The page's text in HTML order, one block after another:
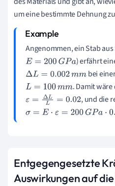
um eine bestimmte Dehnung
Angenommen, ein Stab
E= 200GPa
) erfährt
ΔL=0.002mm
bei
L= 100mm
. Damit
ε=ΔL L=0.02
, und die
σ=E⋅ ε=200GPa⋅0.02=4GP a
Entgegengesetzte
Auswirkungen auf